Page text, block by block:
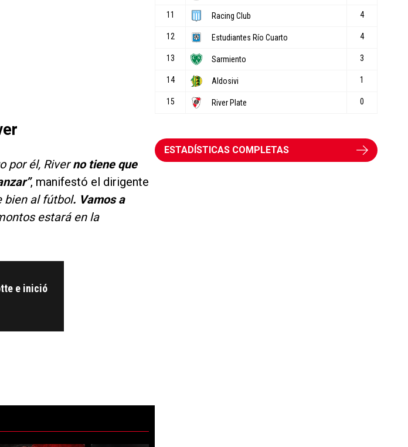
por él, Riverno tiene que
, manifestó el dirigente
bien al fútbol. Vamos a
estará en la
e inició
ESTADÍSTICAS COMPLETAS